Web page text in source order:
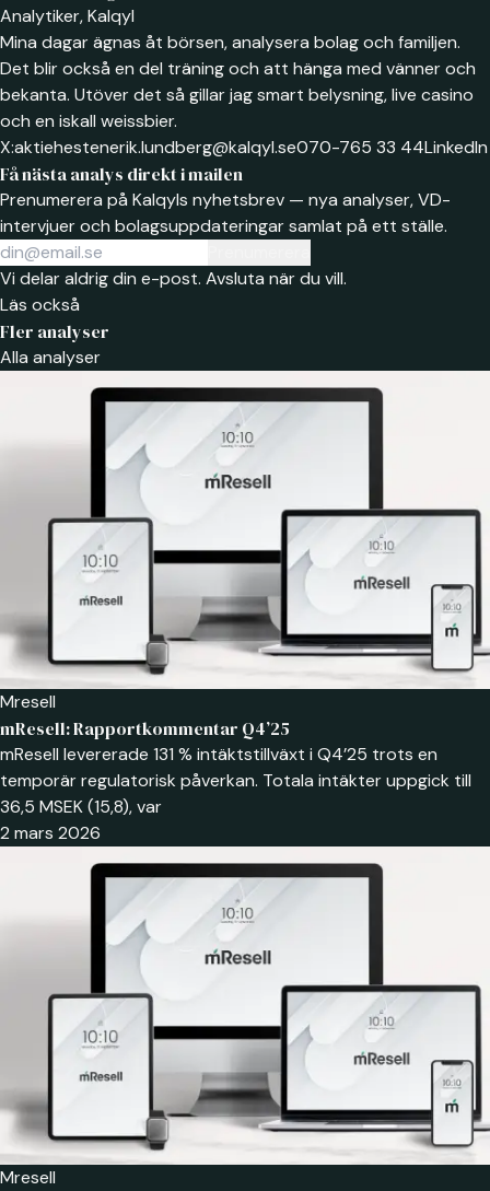
Analytiker, Kalqyl
Mina dagar ägnas åt börsen, analysera bolag och familjen.
Det blir också en del träning och att hänga med vänner och
bekanta. Utöver det så gillar jag smart belysning, live casino
och en iskall weissbier.
X:aktiehestenerik.lundberg@kalqyl.se070-765 33 44LinkedIn
Få nästa analys direkt i mailen
Prenumerera på Kalqyls nyhetsbrev — nya analyser, VD-
intervjuer och bolagsuppdateringar samlat på ett ställe.
Vi delar aldrig din e-post. Avsluta när du vill.
Läs också
Fler analyser
Alla analyser
Mresell
mResell: Rapportkommentar Q4’25
mResell levererade 131 % intäktstillväxt i Q4’25 trots en
temporär regulatorisk påverkan. Totala intäkter uppgick till
36,5 MSEK (15,8), var
2 mars 2026
Mresell